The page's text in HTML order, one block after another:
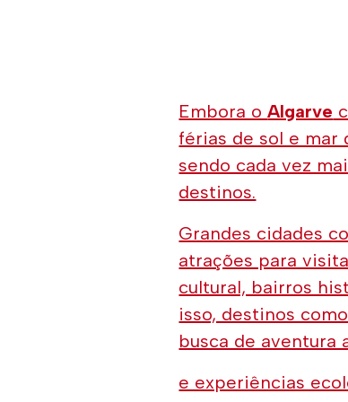
Embora oAlgarve
férias de sol e mar
sendo cada vez
destinos.
Grandes cidades
atrações para
cultural, bairros
isso, destinos como
busca de aventura
e experiências